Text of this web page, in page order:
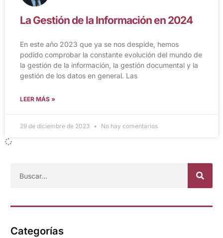
La Gestión de la Información en 2024
En este año 2023 que ya se nos despide, hemos
podido comprobar la constante evolución del mundo de
la gestión de la información, la gestión documental y la
gestión de los datos en general. Las
LEER MÁS »
29 de diciembre de 2023 No hay comentarios
Categorías